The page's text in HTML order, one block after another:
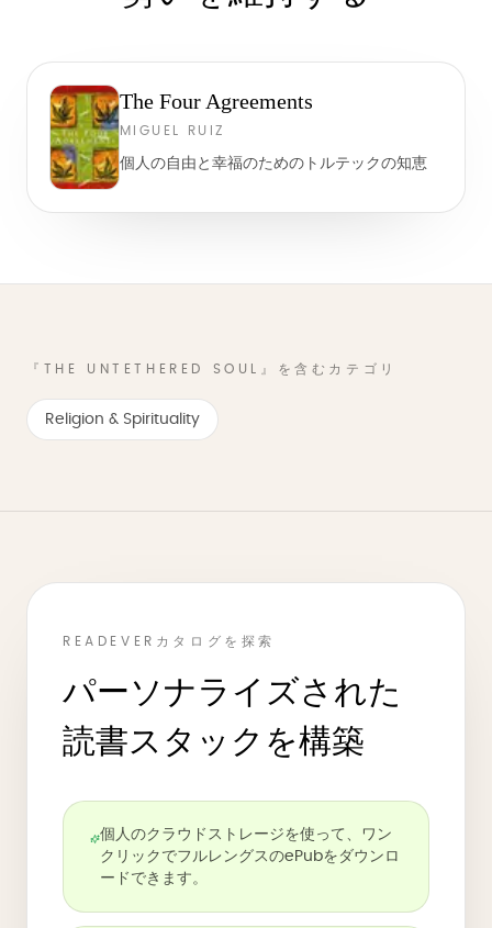
The Four Agreements
MIGUEL RUIZ
個人の自由と幸福のためのトルテックの知恵
『THE UNTETHERED SOUL』を含むカテゴリ
Religion & Spirituality
READEVERカタログを探索
パーソナライズされた
読書スタックを構築
個人のクラウドストレージを使って、ワン
クリックでフルレングスのePubをダウンロ
ードできます。